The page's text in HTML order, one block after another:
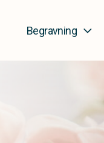
Begravning